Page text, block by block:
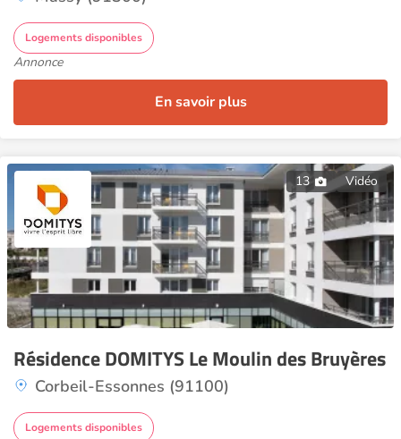
Logements disponibles
Annonce
En savoir plus
13 Vidéo
Résidence DOMITYS Le Moulin des Bruyères
Corbeil-Essonnes (91100)
Logements disponibles